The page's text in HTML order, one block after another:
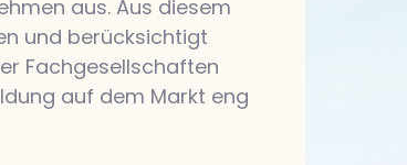
aus. Aus diesem
und berücksichtigt
Fachgesellschaften
auf dem Markt eng